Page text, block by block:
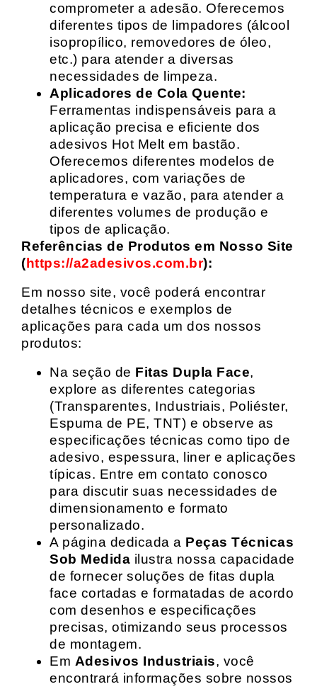
comprometer a adesão. Oferecemos
diferentes tipos de limpadores (álcool
isopropílico, removedores de óleo,
etc.) para atender a diversas
necessidades de limpeza.
Aplicadores de Cola Quente:
Ferramentas indispensáveis para a
aplicação precisa e eficiente dos
adesivos Hot Melt em bastão.
Oferecemos diferentes modelos de
aplicadores, com variações de
temperatura e vazão, para atender a
diferentes volumes de produção e
tipos de aplicação.
Referências de Produtos em Nosso Site
(https://a2adesivos.com.br):
Em nosso site, você poderá encontrar
detalhes técnicos e exemplos de
aplicações para cada um dos nossos
produtos:
Na seção de Fitas Dupla Face,
explore as diferentes categorias
(Transparentes, Industriais, Poliéster,
Espuma de PE, TNT) e observe as
especificações técnicas como tipo de
adesivo, espessura, liner e aplicações
típicas. Entre em contato conosco
para discutir suas necessidades de
dimensionamento e formato
personalizado.
A página dedicada a Peças Técnicas
Sob Medida ilustra nossa capacidade
de fornecer soluções de fitas dupla
face cortadas e formatadas de acordo
com desenhos e especificações
precisas, otimizando seus processos
de montagem.
Em Adesivos Industriais, você
encontrará informações sobre nossos